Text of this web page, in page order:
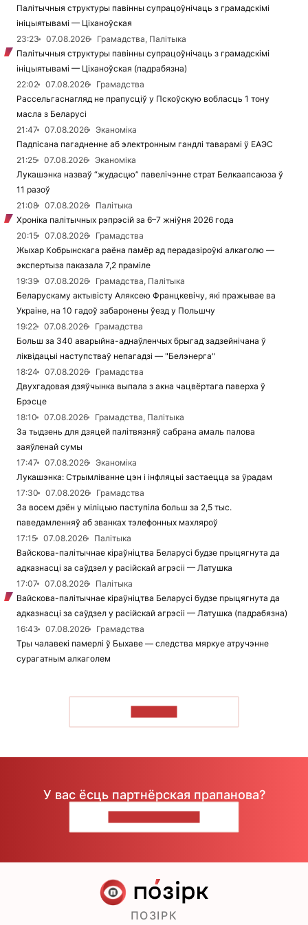
Палітычныя структуры павінны супрацоўнічаць з грамадскімі
ініцыятывамі — Ціханоўская
23:23
07.08.2026
Грамадства, Палітыка
Палітычныя структуры павінны супрацоўнічаць з грамадскімі
ініцыятывамі — Ціханоўская (падрабязна)
22:02
07.08.2026
Грамадства
Рассельгаснагляд не прапусціў у Пскоўскую вобласць 1 тону
масла з Беларусі
21:47
07.08.2026
Эканоміка
Падпісана пагадненне аб электронным гандлі таварамі ў ЕАЭС
21:25
07.08.2026
Эканоміка
Лукашэнка назваў “жудасцю” павелічэнне страт Белкаапсаюза ў
11 разоў
21:08
07.08.2026
Палітыка
Хроніка палітычных рэпрэсій за 6–7 жніўня 2026 года
20:15
07.08.2026
Грамадства
Жыхар Кобрынскага раёна памёр ад перадазіроўкі алкаголю —
экспертыза паказала 7,2 праміле
19:39
07.08.2026
Грамадства, Палітыка
Беларускаму актывісту Аляксею Францкевічу, які пражывае ва
Украіне, на 10 гадоў забаронены ўезд у Польшчу
19:22
07.08.2026
Грамадства
Больш за 340 аварыйна-аднаўленчых брыгад задзейнічана ў
ліквідацыі наступстваў непагадзі — "Белэнерга"
18:24
07.08.2026
Грамадства
Двухгадовая дзяўчынка выпала з акна чацвёртага паверха ў
Брэсце
18:10
07.08.2026
Грамадства, Палітыка
За тыдзень для дзяцей палітвязняў сабрана амаль палова
заяўленай сумы
17:47
07.08.2026
Эканоміка
Лукашэнка: Стрымліванне цэн і інфляцыі застаецца за ўрадам
17:30
07.08.2026
Грамадства
За восем дзён у міліцыю паступіла больш за 2,5 тыс.
паведамленняў аб званках тэлефонных махляроў
17:15
07.08.2026
Палітыка
Вайскова-палітычнае кіраўніцтва Беларусі будзе прыцягнута да
адказнасці за саўдзел у расійскай агрэсіі — Латушка
17:07
07.08.2026
Палітыка
Вайскова-палітычнае кіраўніцтва Беларусі будзе прыцягнута да
адказнасці за саўдзел у расійскай агрэсіі — Латушка (падрабязна)
16:43
07.08.2026
Грамадства
Тры чалавекі памерлі ў Быхаве — следства мяркуе атручэнне
сурагатным алкаголем
У вас ёсць партнёрская прапанова?
ПОЗІРК